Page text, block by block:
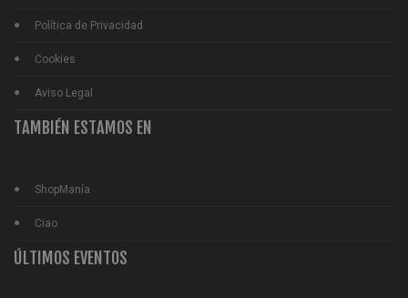
Política de Privacidad
Cookies
Aviso Legal
TAMBIÉN ESTAMOS EN
ShopManía
Ciao
ÚLTIMOS EVENTOS